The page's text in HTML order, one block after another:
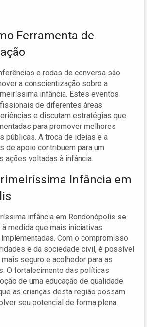
Ferramenta de
e rodas de conversa são
a conscientização sobre a
infância. Estes eventos
de diferentes áreas
e discutam estratégias que
para promover melhores
públicas. A troca de ideias e a
de apoio contribuem para um
ações voltadas à infância.
Infância em
infância em Rondonópolis se
medida que mais iniciativas
Com o compromisso
e da sociedade civil, é possível
seguro e acolhedor para as
O fortalecimento das políticas
de uma educação de qualidade
as crianças desta região possam
seu potencial de forma plena.